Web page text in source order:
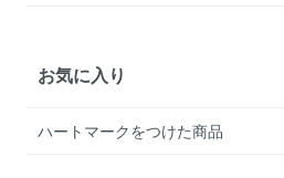
お気に入り
ハートマークをつけた商品